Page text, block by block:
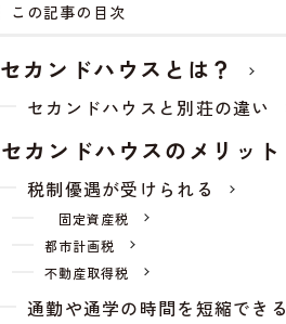
この記事の目次
セカンドハウスとは？
セカンドハウスと別荘の違い
セカンドハウスのメリット
税制優遇が受けられる
固定資産税
都市計画税
不動産取得税
通勤や通学の時間を短縮できる